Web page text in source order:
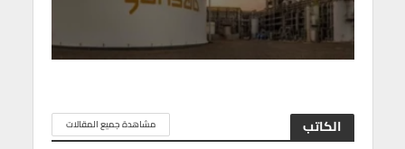
الكاتب مشاهدة جميع المقالات